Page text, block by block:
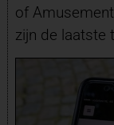
of
zijn de laatste